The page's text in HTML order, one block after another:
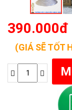
390.000đ
(GIÁ SẼ TỐT